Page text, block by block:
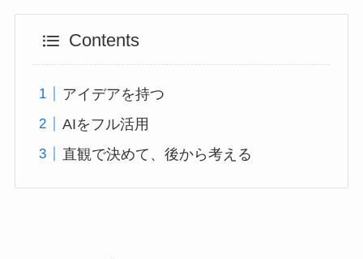
Contents
アイデアを持つ
AIをフル活用
直観で決めて、後から考える